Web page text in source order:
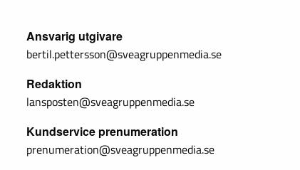
Ansvarig utgivare
bertil.pettersson@sveagruppenmedia.se
Redaktion
lansposten@sveagruppenmedia.se
Kundservice prenumeration
prenumeration@sveagruppenmedia.se